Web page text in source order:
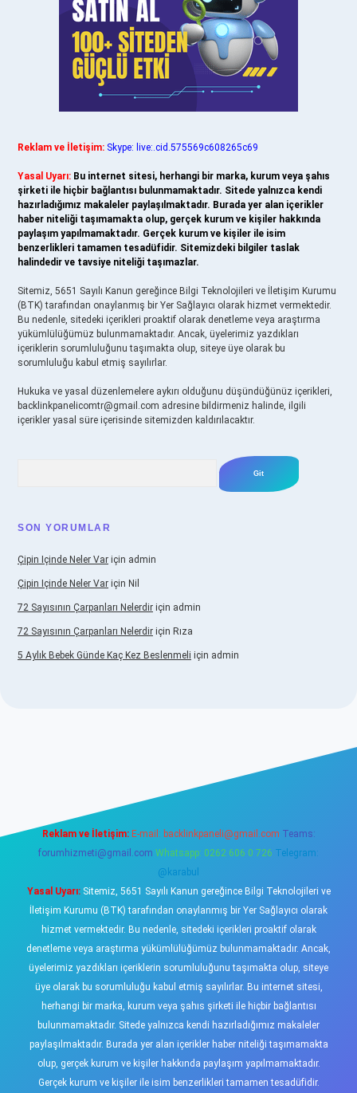
Reklam ve İletişim: Skype: live:.cid.575569c608265c69
Yasal Uyarı: Bu internet sitesi, herhangi bir marka, kurum veya şahıs
şirketi ile hiçbir bağlantısı bulunmamaktadır. Sitede yalnızca kendi
hazırladığımız makaleler paylaşılmaktadır. Burada yer alan içerikler
haber niteliği taşımamakta olup, gerçek kurum ve kişiler hakkında
paylaşım yapılmamaktadır. Gerçek kurum ve kişiler ile isim
benzerlikleri tamamen tesadüfidir. Sitemizdeki bilgiler taslak
halindedir ve tavsiye niteliği taşımazlar.
Sitemiz, 5651 Sayılı Kanun gereğince Bilgi Teknolojileri ve İletişim Kurumu
(BTK) tarafından onaylanmış bir Yer Sağlayıcı olarak hizmet vermektedir.
Bu nedenle, sitedeki içerikleri proaktif olarak denetleme veya araştırma
yükümlülüğümüz bulunmamaktadır. Ancak, üyelerimiz yazdıkları
içeriklerin sorumluluğunu taşımakta olup, siteye üye olarak bu
sorumluluğu kabul etmiş sayılırlar.
Hukuka ve yasal düzenlemelere aykırı olduğunu düşündüğünüz içerikleri,
backlinkpanelicomtr@gmail.com adresine bildirmeniz halinde, ilgili
içerikler yasal süre içerisinde sitemizden kaldırılacaktır.
SON YORUMLAR
Çipin Içinde Neler Var için admin
Çipin Içinde Neler Var için Nil
72 Sayısının Çarpanları Nelerdir için admin
72 Sayısının Çarpanları Nelerdir için Rıza
5 Aylık Bebek Günde Kaç Kez Beslenmeli için admin
Reklam ve İletişim: E-mail: backlinkpaneli@gmail.com Teams:
forumhizmeti@gmail.com Whatsapp: 0262 606 0 726 Telegram:
@karabul
Yasal Uyarı:Sitemiz, 5651 Sayılı Kanun gereğince Bilgi Teknolojileri ve
İletişim Kurumu (BTK) tarafından onaylanmış bir Yer Sağlayıcı olarak
hizmet vermektedir. Bu nedenle, sitedeki içerikleri proaktif olarak
denetleme veya araştırma yükümlülüğümüz bulunmamaktadır. Ancak,
üyelerimiz yazdıkları içeriklerin sorumluluğunu taşımakta olup, siteye
üye olarak bu sorumluluğu kabul etmiş sayılırlar. Bu internet sitesi,
herhangi bir marka, kurum veya şahıs şirketi ile hiçbir bağlantısı
bulunmamaktadır. Sitede yalnızca kendi hazırladığımız makaleler
paylaşılmaktadır. Burada yer alan içerikler haber niteliği taşımamakta
olup, gerçek kurum ve kişiler hakkında paylaşım yapılmamaktadır.
Gerçek kurum ve kişiler ile isim benzerlikleri tamamen tesadüfidir.